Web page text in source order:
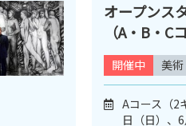
オープンス
（A・B・C
開催中 美術
Aコース（
日（日）、